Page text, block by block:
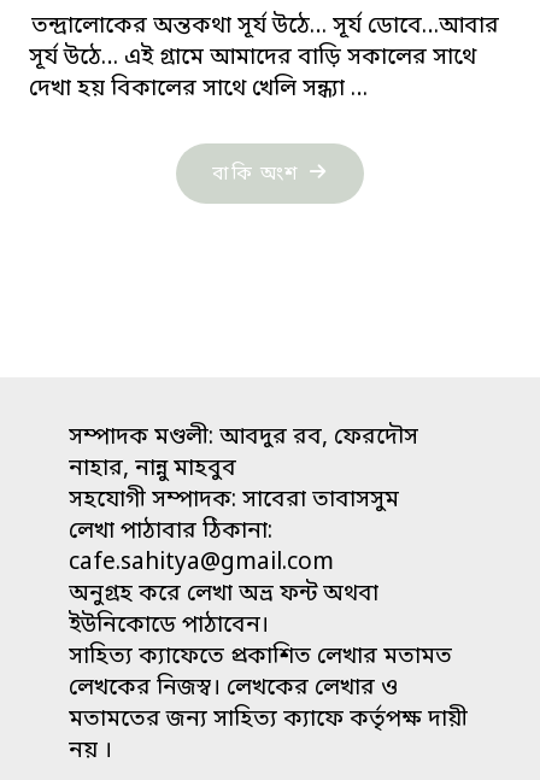
তন্দ্রালোকের অন্তকথা সূর্য উঠে… সূর্য ডোবে…আবার
সূর্য উঠে… এই গ্রামে আমাদের বাড়ি সকালের সাথে
দেখা হয় বিকালের সাথে খেলি সন্ধ্যা …
বাকি অংশ "কাজী
গিয়াস
সম্পাদক মণ্ডলী: আবদুর রব, ফেরদৌস
নাহার, নান্নু মাহবুব
সহযোগী সম্পাদক: সাবেরা তাবাসসুম
লেখা পাঠাবার ঠিকানা:
cafe.sahitya@gmail.com
অনুগ্রহ করে লেখা অভ্র ফন্ট অথবা
ইউনিকোডে পাঠাবেন।
সাহিত্য ক্যাফেতে প্রকাশিত লেখার মতামত
লেখকের নিজস্ব। লেখকের লেখার ও
মতামতের জন্য সাহিত্য ক্যাফে কর্তৃপক্ষ দায়ী
নয় ।